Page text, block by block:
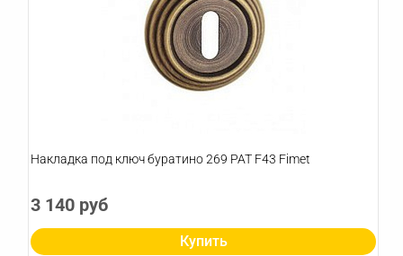
Накладка под ключ буратино 269 PAT F43 Fimet
3 140 руб
Купить